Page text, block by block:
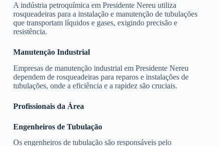
A indústria petroquímica em Presidente Nereu utiliza
rosqueadeiras para a instalação e manutenção de tubulações
que transportam líquidos e gases, exigindo precisão e
resistência.
Manutenção Industrial
Empresas de manutenção industrial em Presidente Nereu
dependem de rosqueadeiras para reparos e instalações de
tubulações, onde a eficiência e a rapidez são cruciais.
Profissionais da Área
Engenheiros de Tubulação
Os engenheiros de tubulação são responsáveis pelo